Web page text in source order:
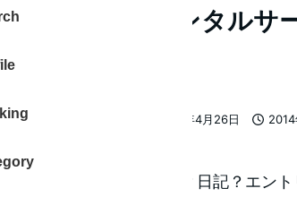
整理して、レンタルサ
2018年4月26日
東 信仁（ものくろ）
になって毎日の活動記録？日記？エン